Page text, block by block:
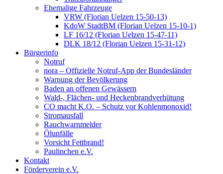
Ehemalige Fahrzeuge
VRW (Florian Uelzen 15-50-13)
KdoW StadtBM (Florian Uelzen 15-10-1)
LF 16/12 (Florian Uelzen 15-47-11)
DLK 18/12 (Florian Uelzen 15-31-12)
Bürgerinfo
Notruf
nora – Offizielle Notruf-App der Bundesländer
Warnung der Bevölkerung
Baden an offenen Gewässern
Wald-, Flächen- und Heckenbrandverhütung
CO macht K.O. – Schutz vor Kohlenmonoxid!
Stromausfall
Rauchwarnmelder
Ölunfälle
Vorsicht Fettbrand!
Paulinchen e.V.
Kontakt
Förderverein e.V.